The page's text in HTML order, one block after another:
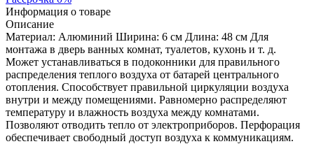
Информация о товаре
Описание
Материал: Алюминий Ширина: 6 см Длина: 48 см Для
монтажа в дверь ванных комнат, туалетов, кухонь и т. д.
Может устанавливаться в подоконники для правильного
распределения теплого воздуха от батарей центрального
отопления. Способствует правильной циркуляции воздуха
внутри и между помещениями. Равномерно распределяют
температуру и влажность воздуха между комнатами.
Позволяют отводить тепло от электроприборов. Перфорация
обеспечивает свободный доступ воздуха к коммуникациям.